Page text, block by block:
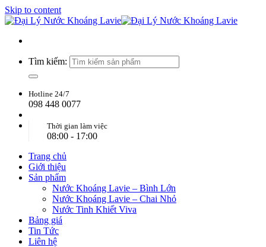
Skip to content
Tìm kiếm:
Hotline 24/7
098 448 0077
Thời gian làm việc
08:00 - 17:00
Trang chủ
Giới thiệu
Sản phẩm
Nước Khoáng Lavie – Bình Lớn
Nước Khoáng Lavie – Chai Nhỏ
Nước Tinh Khiết Viva
Bảng giá
Tin Tức
Liên hệ